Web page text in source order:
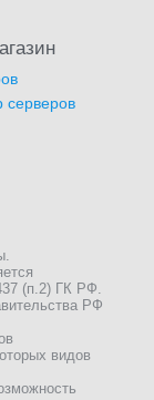
серверов
(п.2) ГК РФ.
РФ
видов